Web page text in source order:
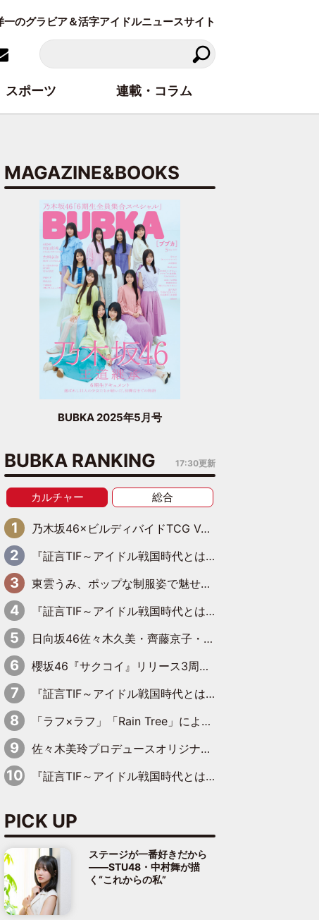
のグラビア＆活字アイドルニュースサイト
MAGAZINE&BOOKS
BUBKA 2025年5月号
BUBKA RANKING 17:30更新
カルチャー 総合
乃木坂46×ビルディバイドTCG Vol.2公開 賀喜遥香＆田村真佑が『京まふ』ステージに登壇
『証言TIF～アイドル戦国時代とはなんだったのか～』第11回：私立恵比寿中学・真山りか×安本彩花「TIFで10年ぶりのキョンシーメイクをしたら、場を完全に引かせてしまって。時代が変わったんだなって」
東雲うみ、ポップな制服姿で魅せる“東雲グリーン”の正体
『証言TIF～アイドル戦国時代とはなんだったのか～』第10回：さくら学院・武藤彩未×飯田らうら「正直、中3で辞めるというのを信じてなくて。そう言われてはいたけど、嘘でしょって」
日向坂46佐々木久美・齊藤京子・丹生明里、一足お先に展覧会を見学
櫻坂46『サクコイ』リリース3周年記念YouTube特番決定
『証言TIF～アイドル戦国時代とはなんだったのか～』第8回：Negicco・Nao☆×Megu×Kaede「東京からオファーが来たのと、梨の皮剥きとどっちが大事なんだって」
「ラフ×ラフ」「Rain Tree」によるランウェイで『Zipper×NIG FES』開幕
佐々木美玲プロデュースオリジナルブランド第2弾発売決定「日常にそっと寄り添うアイテムになれたら」
『証言TIF～アイドル戦国時代とはなんだったのか～』第2回【完全版】：元ぱすぽ☆・根岸愛×奥仲麻琴「……じつは、話はあったんですよ」復活宣言の約10カ月前に語っていた、再フライトの兆し
PICK UP
ステージが一番好きだから
――STU48・中村舞が描
く“これからの私”
スポーツ 連載・コラム